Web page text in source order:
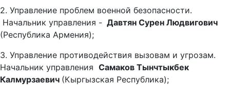
2. Управление проблем военной безопасности.
Начальник управления - Давтян Сурен Людвигович
(Республика Армения);
3. Управление противодействия вызовам и угрозам.
Начальник управления Самаков Тынчтыкбек
Калмурзаевич (Кыргызская Республика);